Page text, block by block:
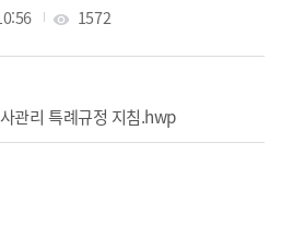
조회수
visibility 1572
관리 특례규정 지침.hwp파일 다운로드